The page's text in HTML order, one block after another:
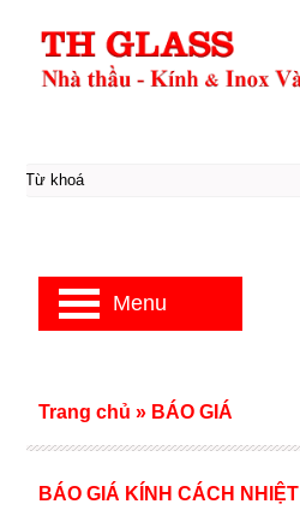
BÁO GIÁ KÍNH CÁCH NHIỆT
Trang chủ » BÁO GIÁ
Menu